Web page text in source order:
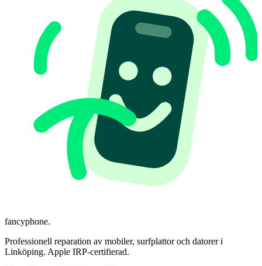
fancyphone.
Professionell reparation av mobiler, surfplattor och datorer i
Linköping. Apple IRP-certifierad.